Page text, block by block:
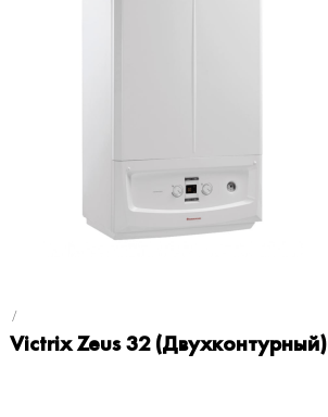
Victrix Zeus 32 (Двухконтурный)